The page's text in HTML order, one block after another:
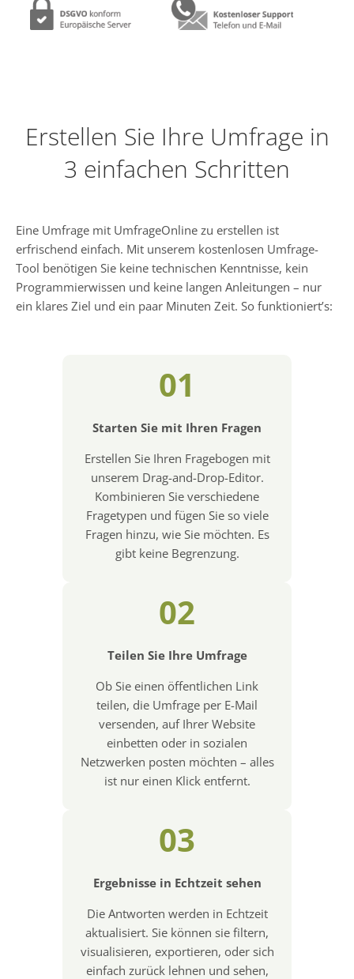
Erstellen Sie Ihre Umfrage in
3 einfachen Schritten
Eine Umfrage mit UmfrageOnline zu erstellen ist
erfrischend einfach. Mit unserem kostenlosen Umfrage-
Tool benötigen Sie keine technischen Kenntnisse, kein
Programmierwissen und keine langen Anleitungen – nur
ein klares Ziel und ein paar Minuten Zeit. So funktioniert’s:
01
Starten Sie mit Ihren Fragen
Erstellen Sie Ihren Fragebogen mit
unserem Drag-and-Drop-Editor.
Kombinieren Sie verschiedene
Fragetypen und fügen Sie so viele
Fragen hinzu, wie Sie möchten. Es
gibt keine Begrenzung.
02
Teilen Sie Ihre Umfrage
Ob Sie einen öffentlichen Link
teilen, die Umfrage per E-Mail
versenden, auf Ihrer Website
einbetten oder in sozialen
Netzwerken posten möchten – alles
ist nur einen Klick entfernt.
03
Ergebnisse in Echtzeit sehen
Die Antworten werden in Echtzeit
aktualisiert. Sie können sie filtern,
visualisieren, exportieren, oder sich
einfach zurück lehnen und sehen,